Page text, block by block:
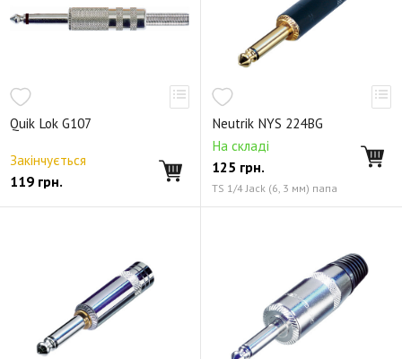
Quik Lok G107
Закінчується
119 грн.
Neutrik NYS 224BG
На складі
125 грн.
TS 1/4 Jack (6, 3 мм) папа